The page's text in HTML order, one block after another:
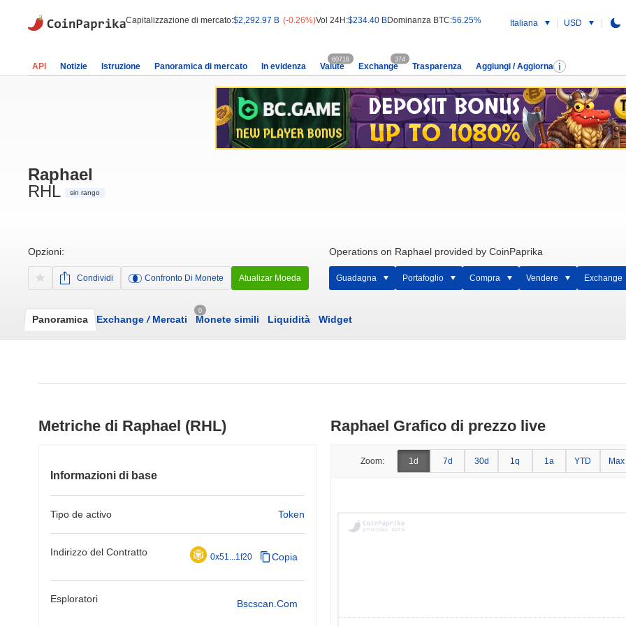
Capitalizzazione di mercato:$2,292.97 B (-0.26%)Vol 24H:$234.40 BDominanza BTC:56.25% Italiana USD
API Notizie Istruzione Panoramica di mercato In evidenza Valute
60718
Exchange
374
Trasparenza Aggiungi / Aggiorna
Raphael
RHL
sin rango
Opzioni:
Condividi Confronto Di Monete Atualizar Moeda
Operations on Raphael provided by CoinPaprika
Guadagna Portafoglio Compra Vendere Exchange
Panoramica Exchange /Mercati
0
Monete simili Liquidità Widget
Metriche di Raphael (RHL)
Informazioni di base
Tipo de activo Token
Indirizzo del Contratto 0x51...1f20 Copia
Esploratori Bscscan.com
Raphael Grafico di prezzo live
Zoom: 1d 7d 30d 1q 1a YTD Max